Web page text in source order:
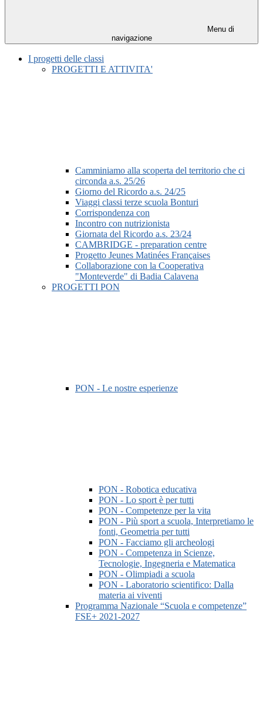
Menu di
navigazione
I progetti delle classi
PROGETTI E ATTIVITA'
Camminiamo alla scoperta del territorio che ci
circonda a.s. 25/26
Giorno del Ricordo a.s. 24/25
Viaggi classi terze scuola Bonturi
Corrispondenza con
Incontro con nutrizionista
Giornata del Ricordo a.s. 23/24
CAMBRIDGE - preparation centre
Progetto Jeunes Matinées Françaises
Collaborazione con la Cooperativa
"Monteverde" di Badia Calavena
PROGETTI PON
PON - Le nostre esperienze
PON - Robotica educativa
PON - Lo sport è per tutti
PON - Competenze per la vita
PON - Più sport a scuola, Interpretiamo le
fonti, Geometria per tutti
PON - Facciamo gli archeologi
PON - Competenza in Scienze,
Tecnologie, Ingegneria e Matematica
PON - Olimpiadi a scuola
PON - Laboratorio scientifico: Dalla
materia ai viventi
Programma Nazionale “Scuola e competenze”
FSE+ 2021-2027